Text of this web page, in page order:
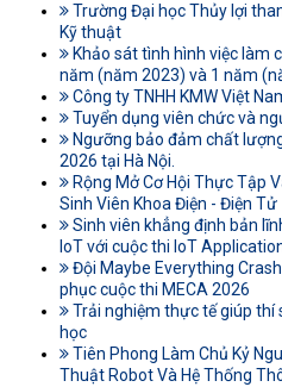
Trường Đại học Thủy lợi
Kỹ thuật
Khảo sát tình hình việc làm
năm (năm 2023) và 1 năm
Công ty TNHH KMW Việt
Tuyển dụng viên chức và
Ngưỡng bảo đảm chất
2026 tại Hà Nội.
Rộng Mở Cơ Hội Thực Tập
Sinh Viên Khoa Điện - Điện Tử
Sinh viên khẳng định bản
IoT với cuộc thi IoT
Đội Maybe Everything
phục cuộc thi MECA 2026
Trải nghiệm thực tế giúp thí
học
Tiên Phong Làm Chủ Kỷ
Thuật Robot Và Hệ Thống